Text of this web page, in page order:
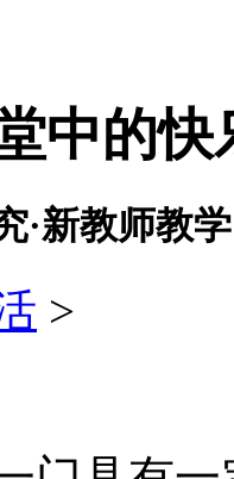
中的快
·新教师教
>